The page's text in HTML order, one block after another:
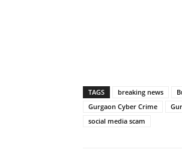
TAGS breaking news
Gurgaon Cyber Crime
social media scam